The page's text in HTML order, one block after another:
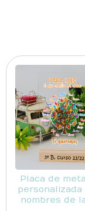
Placa de
personalizada
nombres de